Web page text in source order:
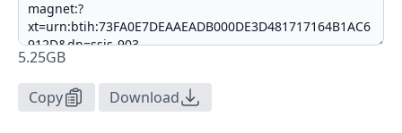
5.25GB
Copy Download